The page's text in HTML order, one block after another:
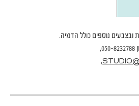
ובצבעים נוספים כולל הדמיה.
,